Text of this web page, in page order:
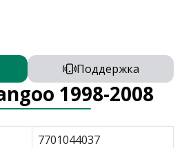
Поддержка
1998-2008
7701044037